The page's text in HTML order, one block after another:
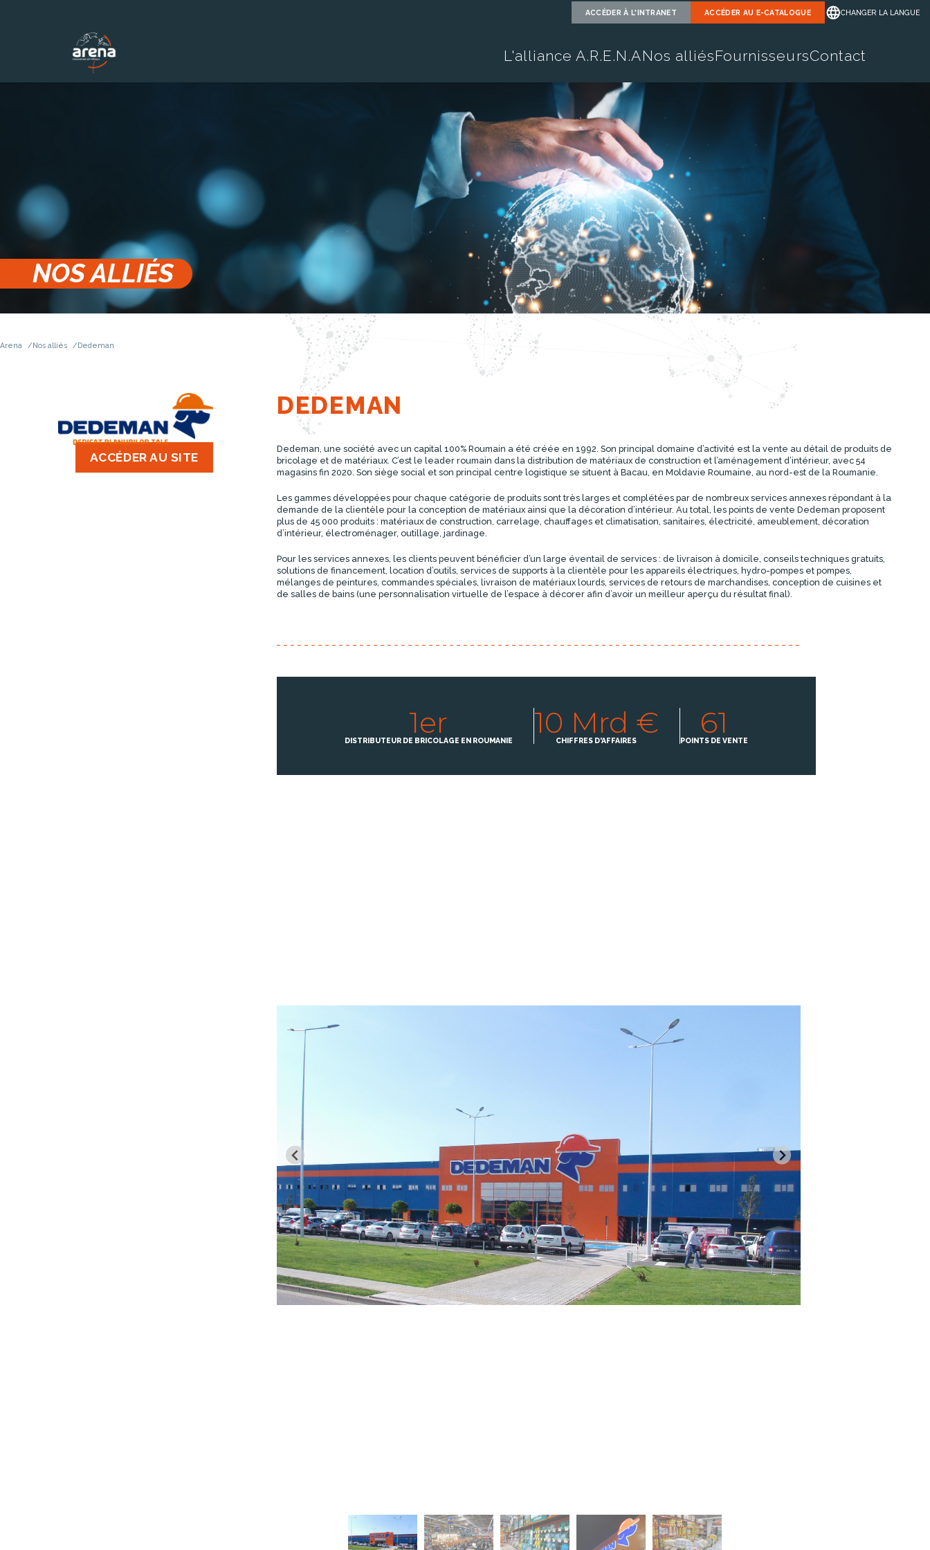
ACCÉDER À L'INTRANET ACCÉDER AU E-CATALOGUE CHANGER LA LANGUE
L'alliance A.R.E.N.ANos alliésFournisseursContact
NOS ALLIÉS
Arena Nos alliés Dedeman
ACCÉDER AU SITE
DEDEMAN
Dedeman, une société avec un capital 100% Roumain a été créée en 1992. Son principal domaine d’activité est la vente au détail de produits de
bricolage et de matériaux. C’est le leader roumain dans la distribution de matériaux de construction et l’aménagement d’intérieur, avec 54
magasins fin 2020. Son siège social et son principal centre logistique se situent à Bacau, en Moldavie Roumaine, au nord-est de la Roumanie.
Les gammes développées pour chaque catégorie de produits sont très larges et complétées par de nombreux services annexes répondant à la
demande de la clientèle pour la conception de matériaux ainsi que la décoration d’intérieur. Au total, les points de vente Dedeman proposent
plus de 45 000 produits : matériaux de construction, carrelage, chauffages et climatisation, sanitaires, électricité, ameublement, décoration
d’intérieur, électroménager, outillage, jardinage.
Pour les services annexes, les clients peuvent bénéficier d’un large éventail de services : de livraison à domicile, conseils techniques gratuits,
solutions de financement, location d’outils, services de supports à la clientèle pour les appareils électriques, hydro-pompes et pompes,
mélanges de peintures, commandes spéciales, livraison de matériaux lourds, services de retours de marchandises, conception de cuisines et
de salles de bains (une personnalisation virtuelle de l’espace à décorer afin d’avoir un meilleur aperçu du résultat final).
1er
DISTRIBUTEUR DE BRICOLAGE EN ROUMANIE 10 Mrd €
CHIFFRES D'AFFAIRES 61
POINTS DE VENTE